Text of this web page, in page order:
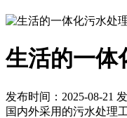
生活的一体
发布时间：2025-08-21
国内外采用的污水处理